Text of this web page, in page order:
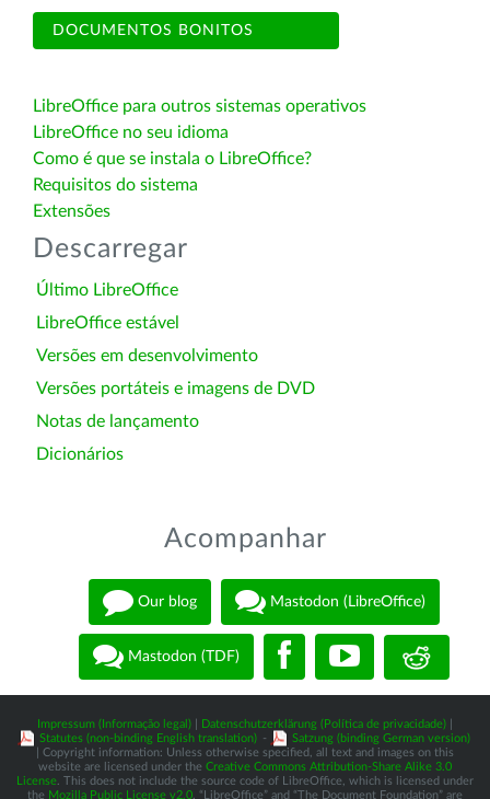
DOCUMENTOS BONITOS
LibreOffice para outros sistemas operativos
LibreOffice no seu idioma
Como é que se instala o LibreOffice?
Requisitos do sistema
Extensões
Descarregar
Último LibreOffice
LibreOffice estável
Versões em desenvolvimento
Versões portáteis e imagens de DVD
Notas de lançamento
Dicionários
Acompanhar
Our blog Mastodon (LibreOffice)
Mastodon (TDF)
Impressum (Informação legal) Datenschutzerklärung (Política de privacidade)
Statutes (non-binding English translation) -
Satzung (binding German version)
| Copyright information: Unless otherwise specified, all text and images on this
website are licensed under the Creative Commons Attribution-Share Alike 3.0
License . This does not include the source code of LibreOffice, which is licensed under
the Mozilla Public License v2.0 . “LibreOffice” and “The Document Foundation” are